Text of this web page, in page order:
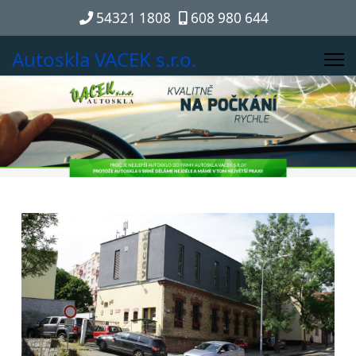
54321 1808 608 980 644
Autoskla VACEK s.r.o.